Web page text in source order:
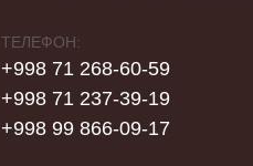
ТЕЛЕФОН:
+998 71 268-60-59
+998 71 237-39-19
+998 99 866-09-17